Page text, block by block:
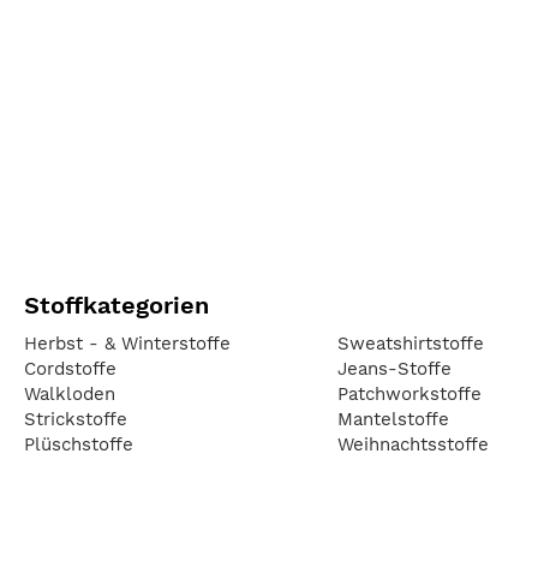
Stoffkategorien
Herbst - & Winterstoffe
Cordstoffe
Walkloden
Strickstoffe
Plüschstoffe
Sweatshirtstoffe
Jeans-Stoffe
Patchworkstoffe
Mantelstoffe
Weihnachtsstoffe